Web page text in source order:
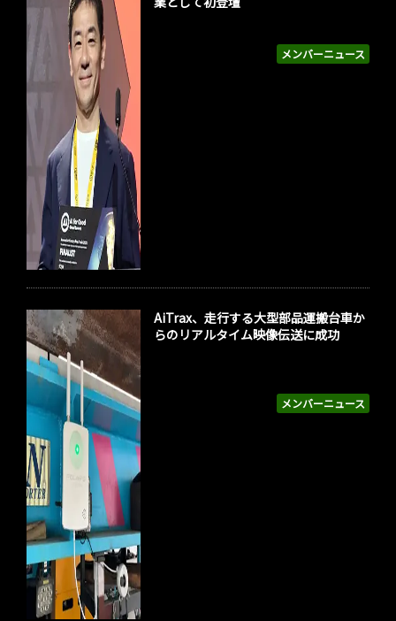
メンバーニュース
メンバーニュース
AiTrax、走行する大型部品運搬台車か
らのリアルタイム映像伝送に成功